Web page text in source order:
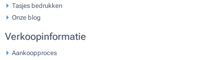
Tasjes bedrukken
Onze blog
Verkoopinformatie
Aankoopproces